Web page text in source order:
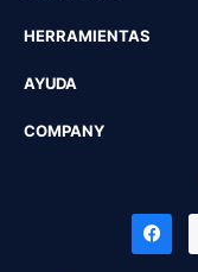
HERRAMIENTAS
AYUDA
COMPANY